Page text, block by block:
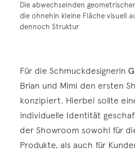
Die abwechselnden
die ohnehin kleine Fläche visuell
dennoch Struktur
Für die Schmuckdesignerin
Brian und Mimi den ersten
konzipiert. Hierbei sollte
individuelle Identität
der Showroom sowohl für
Produkte, als auch für